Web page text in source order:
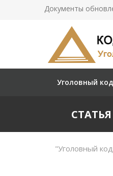
Документы
Уголовный
"Уголовный